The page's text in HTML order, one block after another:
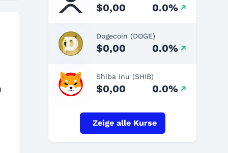
$0,00 0.0%
Dogecoin (DOGE)
$0,00 0.0%
Shiba Inu (SHIB)
$0,00 0.0%
Zeige alle Kurse